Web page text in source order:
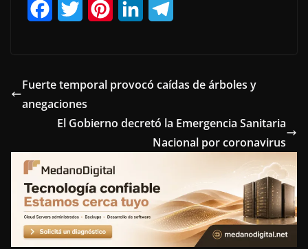
e
b
o
o
k
t
t
e
r
t
r
e
s
t
k
d
I
n
e
r
a
Fuerte temporal provocó caídas de árboles y
anegaciones
El Gobierno decretó la Emergencia Sanitaria
Nacional por coronavirus